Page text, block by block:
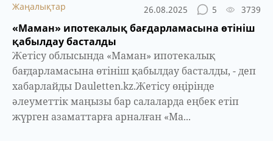
Жаңалықтар 26.08.2025 5 3739
«Маман» ипотекалық бағдарламасына өтініш
қабылдау басталды
Жетісу облысында «Маман» ипотекалық
бағдарламасына өтініш қабылдау басталды, - деп
хабарлайды Dauletten.kz.Жетісу өңірінде
әлеуметтік маңызы бар салаларда еңбек етіп
жүрген азаматтарға арналған «Ма...